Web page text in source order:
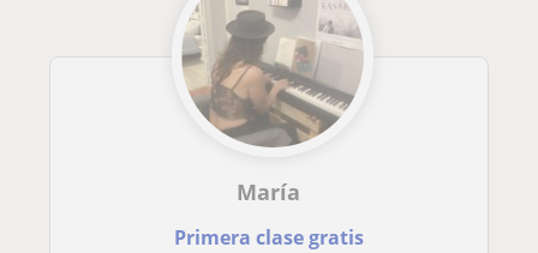
María
Primera clase gratis